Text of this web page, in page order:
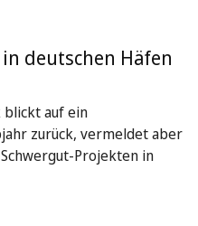
deutschen Häfen
blickt auf ein
zurück, vermeldet aber
Projekten in